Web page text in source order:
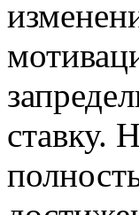
ставку.